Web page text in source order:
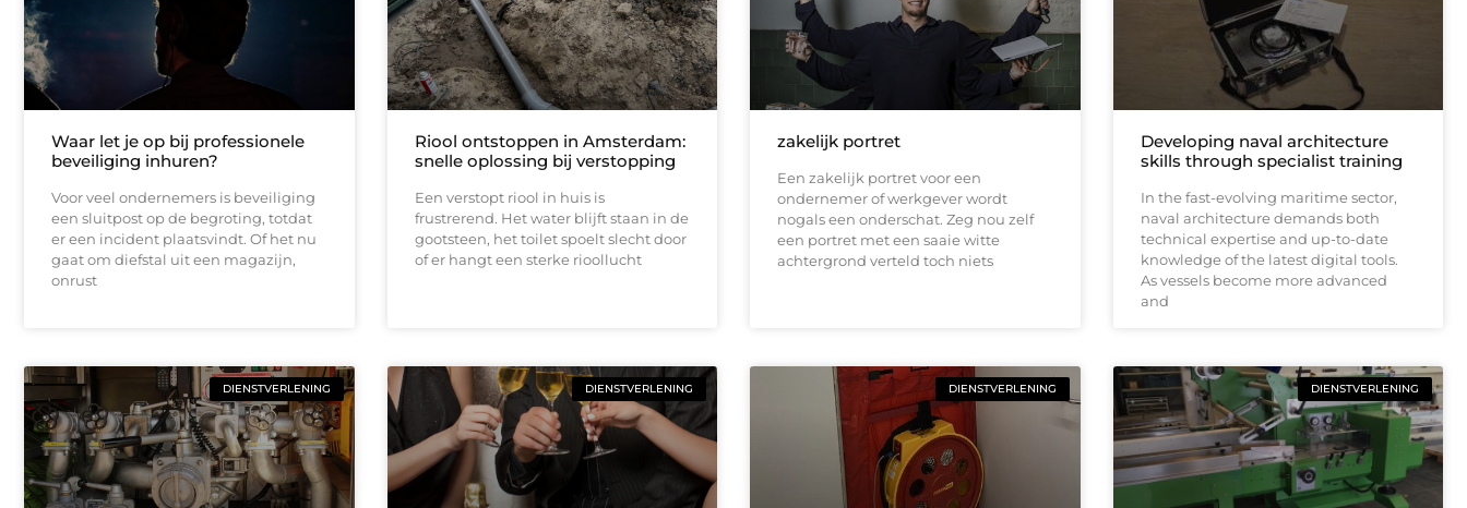
Waar let je op bij professionele
beveiliging inhuren?
Voor veel ondernemers is beveiliging
een sluitpost op de begroting, totdat
er een incident plaatsvindt. Of het nu
gaat om diefstal uit een magazijn,
onrust
Riool ontstoppen in Amsterdam:
snelle oplossing bij verstopping
Een verstopt riool in huis is
frustrerend. Het water blijft staan in de
gootsteen, het toilet spoelt slecht door
of er hangt een sterke rioollucht
zakelijk portret
Een zakelijk portret voor een
ondernemer of werkgever wordt
nogals een onderschat. Zeg nou zelf
een portret met een saaie witte
achtergrond verteld toch niets
Developing naval architecture
skills through specialist training
In the fast-evolving maritime sector,
naval architecture demands both
technical expertise and up-to-date
knowledge of the latest digital tools.
As vessels become more advanced
and
DIENSTVERLENING DIENSTVERLENING DIENSTVERLENING DIENSTVERLENING